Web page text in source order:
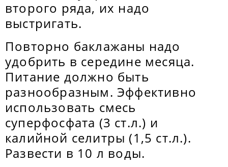
второго ряда, их надо
выстригать.
Повторно баклажаны надо
удобрить в середине месяца.
Питание должно быть
разнообразным. Эффективно
использовать смесь
суперфосфата (3 ст.л.) и
калийной селитры (1,5 ст.л.).
Развести в 10 л воды.